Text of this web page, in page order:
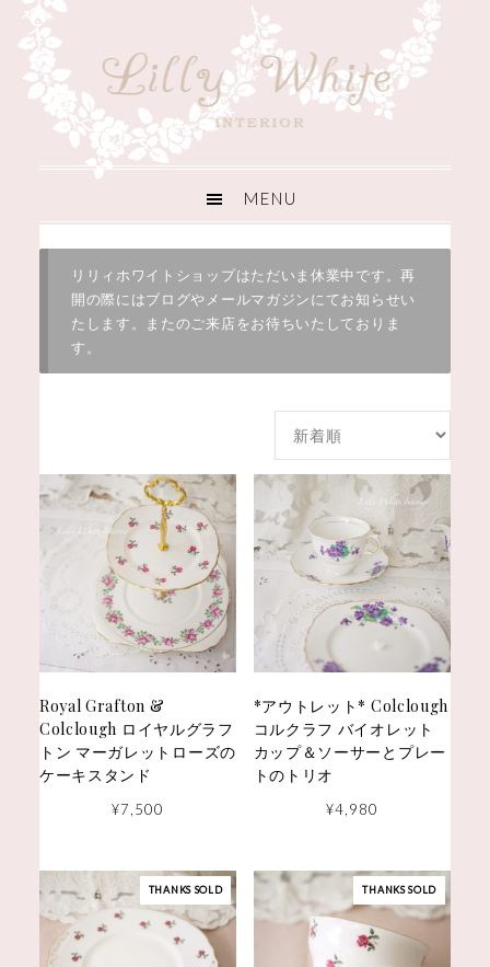
リリィホワイトショップはただいま休業中です。再
開の際にはブログやメールマガジンにてお知らせい
たします。またのご来店をお待ちいたしておりま
す。
Royal Grafton &
Colclough ロイヤルグラフ
トン マーガレットローズの
ケーキスタンド
¥7,500
*アウトレット* Colclough
コルクラフ バイオレット
カップ＆ソーサーとプレー
トのトリオ
¥4,980
THANKS SOLD THANKS SOLD